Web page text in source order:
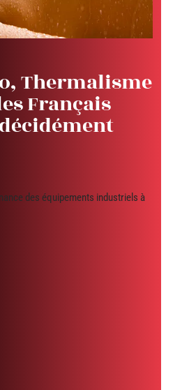
Thermalisme
Français